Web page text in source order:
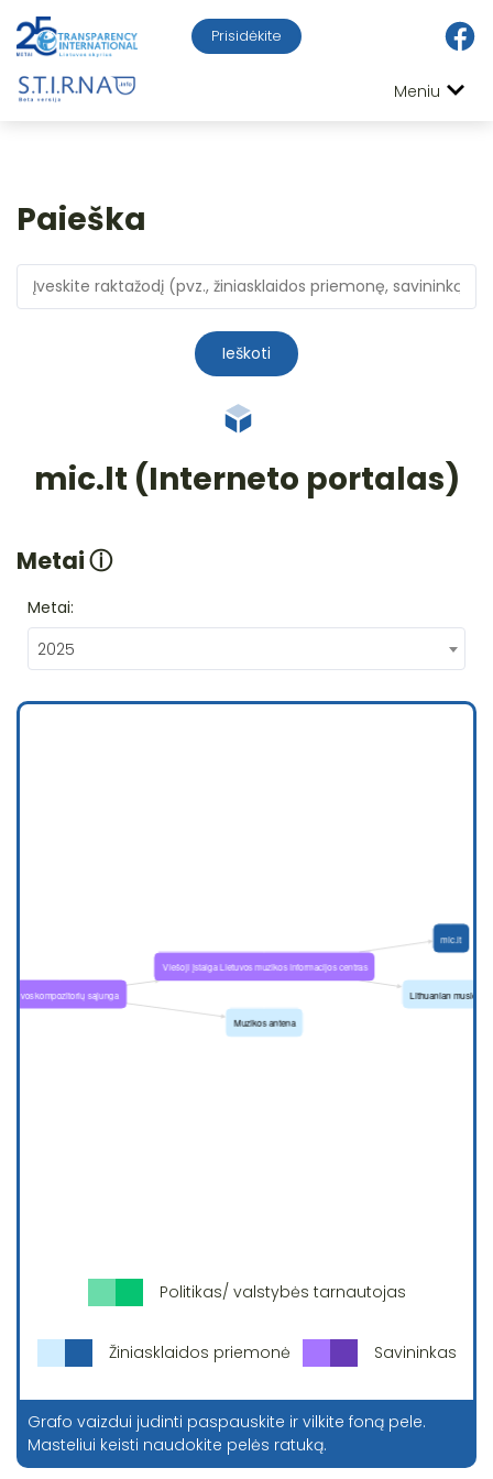
Prisidėkite
Meniu
Paieška
Ieškoti
mic.lt (Interneto portalas)
Metaiⓘ
Metai:
2025
Politikas/ valstybės tarnautojas
Žiniasklaidos priemonė Savininkas
Grafo vaizdui judinti paspauskite ir vilkite foną pele.
Masteliui keisti naudokite pelės ratuką.